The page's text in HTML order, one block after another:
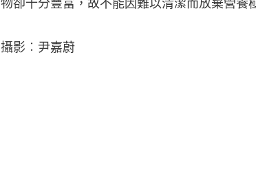
物卻十分豐富，故不能因難以清潔而放棄營養
攝影︰尹嘉蔚